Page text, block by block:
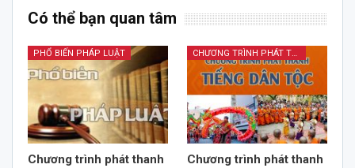
Có thể bạn quan tâm
PHỔ BIẾN PHÁP LUẬT
Chương trình phát thanh
CHƯƠNG TRÌNH PHÁT THANH TIẾNG DÂN TỘC
Chương trình phát thanh